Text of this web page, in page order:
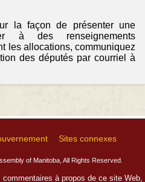
la façon de présenter une
à des renseignements
les allocations, communiquez
des députés par courriel à
Sites connexes
of Manitoba, All Rights Reserved.
à propos de ce site Web,